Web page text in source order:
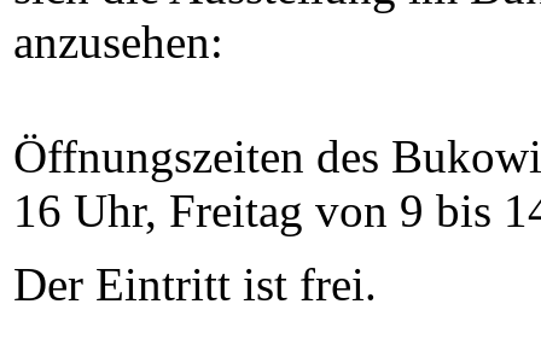
anzusehen:
Öffnungszeiten des
16 Uhr, Freitag von 9 bis
Der Eintritt ist frei.